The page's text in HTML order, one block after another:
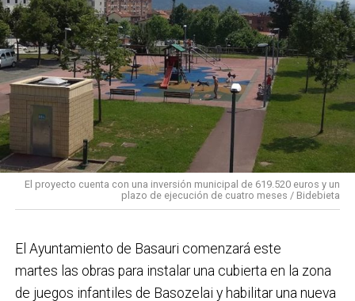
El proyecto cuenta con una inversión municipal de 619.520 euros y un
plazo de ejecución de cuatro meses / Bidebieta
El Ayuntamiento de Basauri comenzará este
martes las obras para instalar una cubierta en la zona
de juegos infantiles de Basozelai y habilitar una nueva